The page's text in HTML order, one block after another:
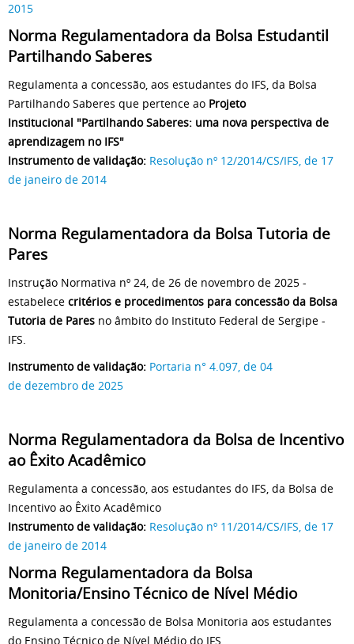
2015
Norma Regulamentadora da Bolsa Estudantil
Partilhando Saberes
Regulamenta a concessão, aos estudantes do IFS, da Bolsa
Partilhando Saberes que pertence ao Projeto
Institucional "Partilhando Saberes: uma nova perspectiva de
aprendizagem no IFS"
Instrumento de validação: Resolução nº 12/2014/CS/IFS, de 17
de janeiro de 2014
Norma Regulamentadora da Bolsa Tutoria de
Pares
Instrução Normativa nº 24, de 26 de novembro de 2025 -
estabelece critérios e procedimentos para concessão da Bolsa
Tutoria de Pares no âmbito do Instituto Federal de Sergipe -
IFS.
Instrumento de validação: Portaria n° 4.097, de 04
de dezembro de 2025
Norma Regulamentadora da Bolsa de Incentivo
ao Êxito Acadêmico
Regulamenta a concessão, aos estudantes do IFS, da Bolsa de
Incentivo ao Êxito Acadêmico
Instrumento de validação: Resolução nº 11/2014/CS/IFS, de 17
de janeiro de 2014
Norma Regulamentadora da Bolsa
Monitoria/Ensino Técnico de Nível Médio
Regulamenta a concessão de Bolsa Monitoria aos estudantes
do Ensino Técnico de Nível Médio do IFS